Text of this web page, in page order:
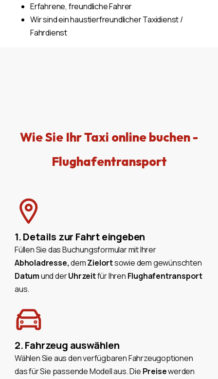
Erfahrene, freundliche Fahrer
Wir sind ein haustierfreundlicher Taxidienst /
Fahrdienst
Wie Sie Ihr Taxi online buchen -
Flughafentransport
1. Details zur Fahrt eingeben
Füllen Sie das Buchungsformular mit Ihrer
Abholadresse,demZielortsowie dem gewünschten
Datumund derUhrzeitfür Ihren Flughafentransport
aus.
2. Fahrzeug auswählen
Wählen Sie aus den verfügbaren Fahrzeugoptionen
das für Sie passende Modell aus. Die Preisewerden